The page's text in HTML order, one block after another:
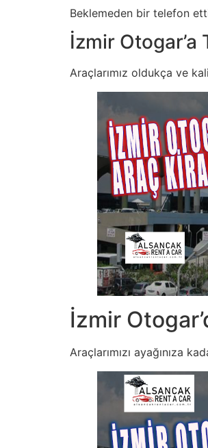
Beklemeden bir telefon
İzmir
Araçlarımız oldukça ve
İzmir
Araçlarımızı ayağınıza